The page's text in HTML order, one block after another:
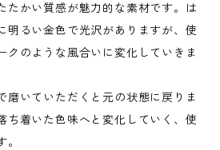
たかい質感が魅力的な素材です。は
明るい金色で光沢がありますが、使
クのような風合いに変化していきま
磨いていただくと元の状態に戻りま
ち着いた色味へと変化していく、使